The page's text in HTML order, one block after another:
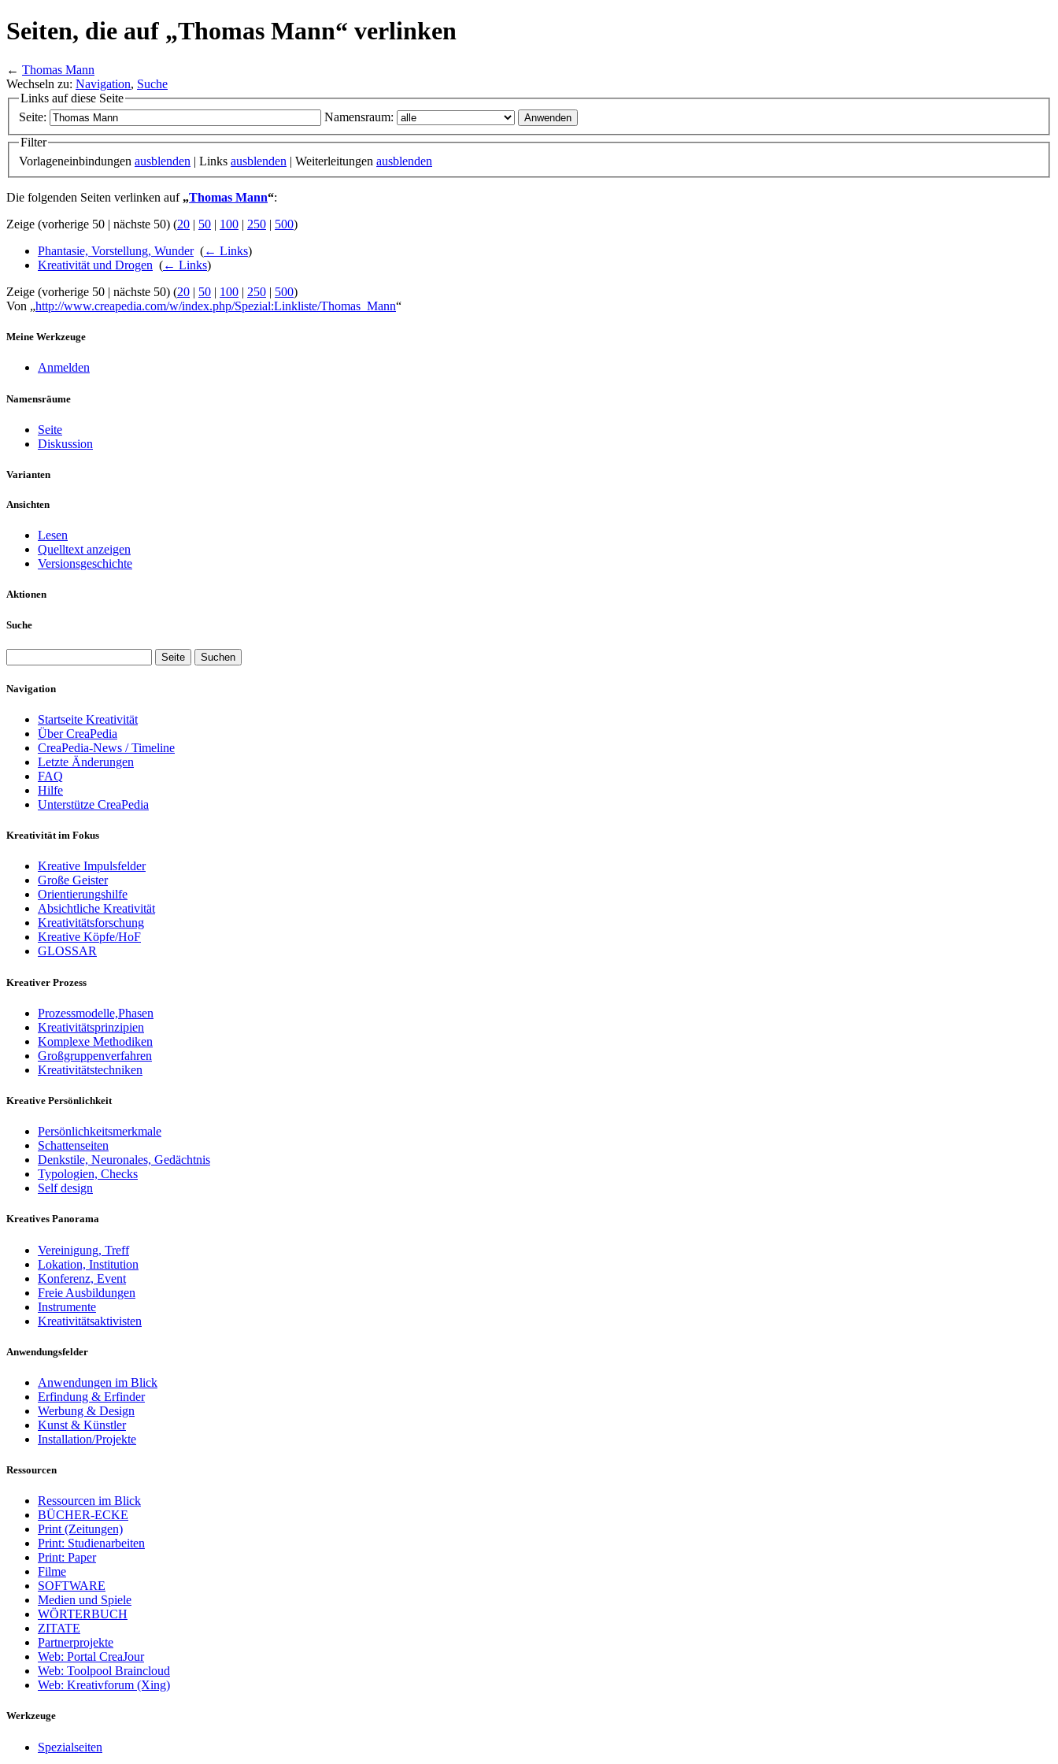
Seiten, die auf „Thomas Mann“ verlinken
← Thomas Mann
Wechseln zu: Navigation, Suche
Links auf diese Seite
Seite:
Namensraum:
Filter
Vorlageneinbindungen ausblenden | Links ausblenden | Weiterleitungen ausblenden
Die folgenden Seiten verlinken auf „Thomas Mann“:
Zeige (vorherige 50 | nächste 50) (20 | 50 | 100 | 250 | 500)
Phantasie, Vorstellung, Wunder‎ (← Links)
Kreativität und Drogen (← Links)
Zeige (vorherige 50 | nächste 50) (20 | 50 | 100 | 250 | 500)
Von „http://www.creapedia.com/w/index.php/Spezial:Linkliste/Thomas_Mann“
Meine Werkzeuge
Anmelden
Namensräume
Seite
Diskussion
Varianten
Ansichten
Lesen
Quelltext anzeigen
Versionsgeschichte
Aktionen
Suche
Navigation
Startseite Kreativität
Über CreaPedia
CreaPedia-News / Timeline
Letzte Änderungen
FAQ
Hilfe
Unterstütze CreaPedia
Kreativität im Fokus
Kreative Impulsfelder
Große Geister
Orientierungshilfe
Absichtliche Kreativität
Kreativitätsforschung
Kreative Köpfe/HoF
GLOSSAR
Kreativer Prozess
Prozessmodelle,Phasen
Kreativitätsprinzipien
Komplexe Methodiken
Großgruppenverfahren
Kreativitätstechniken
Kreative Persönlichkeit
Persönlichkeitsmerkmale
Schattenseiten
Denkstile, Neuronales, Gedächtnis
Typologien, Checks
Self design
Kreatives Panorama
Vereinigung, Treff
Lokation, Institution
Konferenz, Event
Freie Ausbildungen
Instrumente
Kreativitätsaktivisten
Anwendungsfelder
Anwendungen im Blick
Erfindung & Erfinder
Werbung & Design
Kunst & Künstler
Installation/Projekte
Ressourcen
Ressourcen im Blick
BÜCHER-ECKE
Print (Zeitungen)
Print: Studienarbeiten
Print: Paper
Filme
SOFTWARE
Medien und Spiele
WÖRTERBUCH
ZITATE
Partnerprojekte
Web: Portal CreaJour
Web: Toolpool Braincloud
Web: Kreativforum (Xing)
Werkzeuge
Spezialseiten